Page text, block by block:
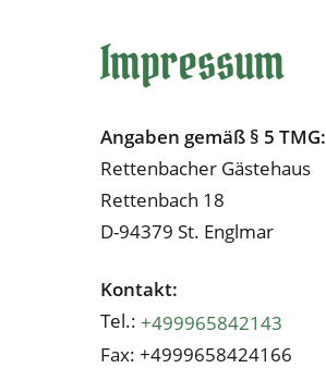
Im­pres­sum
An­ga­ben ge­mäß § 5 TMG:
Ret­ten­ba­cher Gäs­te­haus
Ret­ten­bach 18
D-94379 St. Engl­mar
Kon­takt:
Tel.: +499965842143
Fax: +4999658424166